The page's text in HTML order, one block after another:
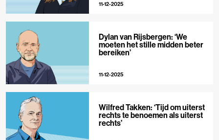
11-12-2025
Dylan van Rijsbergen: ‘We
moeten het stille midden beter
bereiken’
11-12-2025
Wilfred Takken: ‘Tijd om uiterst
rechts te benoemen als uiterst
rechts’